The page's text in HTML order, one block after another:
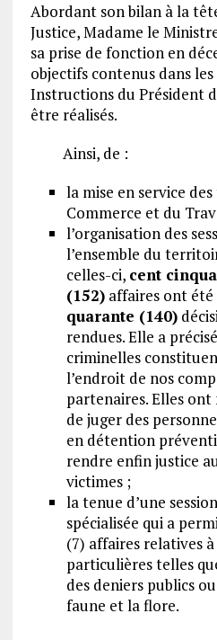
Abordant son bilan à la
Justice, Madame le
sa prise de fonction en
objectifs contenus dans
Instructions du Président
être réalisés.
Ainsi, de :
la mise en service
Commerce et du
l’organisation des
l’ensemble du
celles-ci, cent
(152)affaires ont été
quarante (140)
rendues. Elle a
criminelles
l’endroit de nos
partenaires. Elles
de juger des
en détention
rendre enfin justice
victimes ;
la tenue d’une
spécialisée qui a
(7) affaires relatives
particulières telles
des deniers publics
faune et la flore.